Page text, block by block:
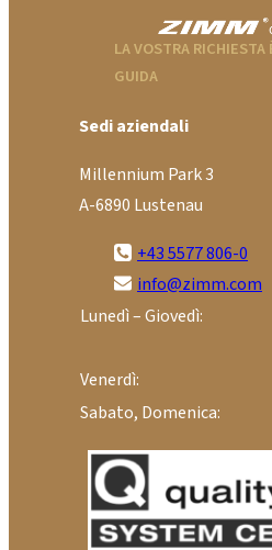
LA VOSTRA RICHIESTA
GUIDA
Sedi aziendali
Millennium Park 3
A-6890 Lustenau
+43 5577 806-0
info@zimm.com
Lunedì – Giovedì:
Venerdì:
Sabato, Domenica: